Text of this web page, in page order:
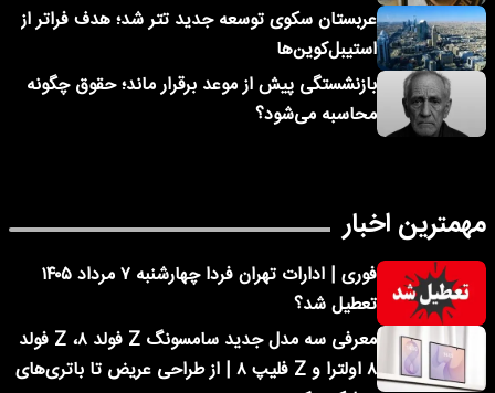
عربستان سکوی توسعه جدید تتر شد؛ هدف فراتر از
استیبل‌کوین‌ها
بازنشستگی پیش از موعد برقرار ماند؛ حقوق چگونه
محاسبه می‌شود؟
مهمترین اخبار
فوری | ادارات تهران فردا چهارشنبه ۷ مرداد ۱۴۰۵
تعطیل شد؟
معرفی سه مدل جدید سامسونگ Z فولد ۸، Z فولد
۸ اولترا و Z فلیپ ۸ | از طراحی عریض تا باتری‌های